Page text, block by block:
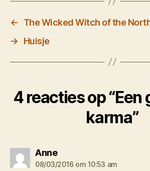
←
The Wicked Witch of the
→
Huisje
4 reacties op
karma”
Annezegt:
08/03/2016 om 10:53 am